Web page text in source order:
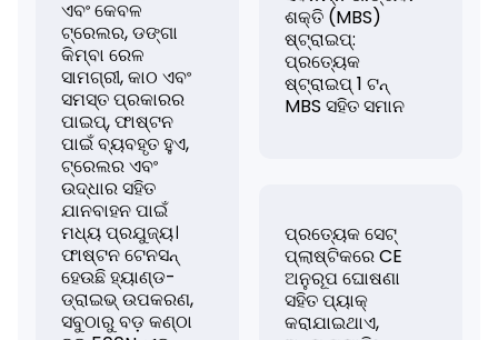
ଏବଂ କେବଳ
ଟ୍ରେଲର, ଡଙ୍ଗା
କିମ୍ବା ରେଳ
ସାମଗ୍ରୀ, କାଠ ଏବଂ
ସମସ୍ତ ପ୍ରକାରର
ପାଇପ୍, ଫାଷ୍ଟନ
ପାଇଁ ବ୍ୟବହୃତ ହୁଏ,
ଟ୍ରେଲର ଏବଂ
ଉଦ୍ଧାର ସହିତ
ଯାନବାହନ ପାଇଁ
ମଧ୍ୟ ପ୍ରଯୁଜ୍ୟ।
ଫାଷ୍ଟନ ଟେନସନ୍
ହେଉଛି ହ୍ୟାଣ୍ଡ-
ଡ୍ରାଇଭ୍ ଉପକରଣ,
ସବୁଠାରୁ ବଡ଼ କଣ୍ଠା
ଶକ୍ତି (MBS)
ଷ୍ଟ୍ରାଇପ୍:
ପ୍ରତ୍ୟେକ
ଷ୍ଟ୍ରାଇପ୍ 1 ଟନ୍
MBS ସହିତ ସମାନ
ପ୍ରତ୍ୟେକ ସେଟ୍
ପ୍ଲାଷ୍ଟିକରେ CE
ଅନୁରୂପ ଘୋଷଣା
ସହିତ ପ୍ୟାକ୍
କରାଯାଇଥାଏ,